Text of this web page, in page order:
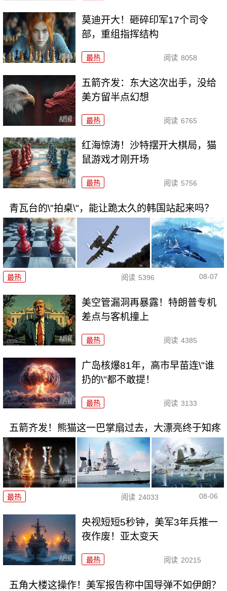
莫迪开大！砸碎印军17个司令
部，重组指挥结构
最热 阅读 8058
五箭齐发：东大这次出手，没给
美方留半点幻想
最热 阅读 6765
红海惊涛！沙特摆开大棋局，猫
鼠游戏才刚开场
最热 阅读 5756
青瓦台的\"拍桌\"，能让跪太久的韩国站起来吗？
最热 阅读 5396 08-07
美空管漏洞再暴露！特朗普专机
差点与客机撞上
最热 阅读 4385
广岛核爆81年，高市早苗连\"谁
扔的\"都不敢提！
最热 阅读 3133
五箭齐发！熊猫这一巴掌扇过去，大漂亮终于知疼
最热 阅读 24033 08-06
央视短短5秒钟，美军3年兵推一
夜作废！亚太变天
最热 阅读 20215
五角大楼这操作！美军报告称中国导弹不如伊朗？